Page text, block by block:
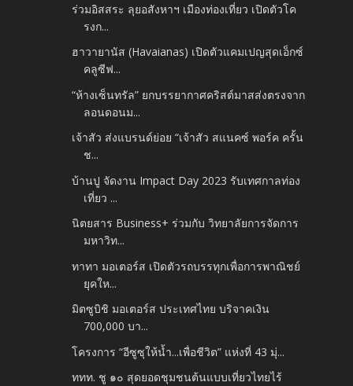
ร่วมอิสสระ ลุยอสังหาฯ เมืองท่องเที่ยว เปิดตัวโค
รงก...
ฮาวายานัส (Havaianas) เปิดตัวแคมเปญสุดเอ็กซ์
คลูซีฟ...
“ห้างเซ็นทรัล” ยกบรรยากาศคริสต์มาสส่งตรงจาก
ลอนดอนม...
เจ้าสัว ส่งแบรนด์ย่อย “เจ้าสัว สแนคซ์ พอร์ค ครั้น
ช...
บ้านปู จัดงาน Impact Day 2023 รับเทศกาลท่อง
เที่ยว ...
นิตยสาร Business+ ร่วมกับ วิทยาลัยการจัดการ
มหาวิท...
ทาทา มอเตอร์ส เปิดตัวรถบรรทุกเพื่อการพาณิชย์
ยุคให...
มิตซูบิชิ มอเตอร์ส ประเทศไทย บริจาคเงิน
700,000 บา...
โครงการ “อีซูซุให้น้ำ...เพื่อชีวิต” แห่งที่ 43 มุ่...
ททท. ชู ๑๐ สุดยอดชุมชนต้นแบบเที่ยวไทยไร้